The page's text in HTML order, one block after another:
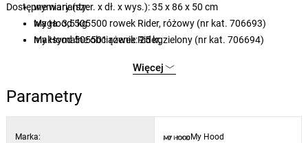
wymiary (szer. x dł. x wys.): 35 x 86 x 50 cm
waga: 3,5 kg
maksymalne obciążenie: 25 kg
Dostępne warianty:
My Hood 505500 rowek Rider, różowy (nr kat. 706693)
My Hood 505501 rowek Rider, zielony (nr kat. 706694)
Więcej
Parametry
Marka: My Hood